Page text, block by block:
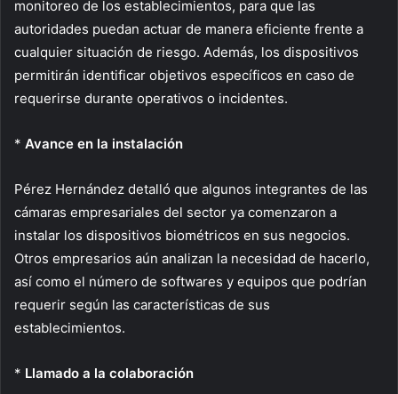
monitoreo de los establecimientos, para que las
autoridades puedan actuar de manera eficiente frente a
cualquier situación de riesgo. Además, los dispositivos
permitirán identificar objetivos específicos en caso de
requerirse durante operativos o incidentes.
* Avance en la instalación
Pérez Hernández detalló que algunos integrantes de las
cámaras empresariales del sector ya comenzaron a
instalar los dispositivos biométricos en sus negocios.
Otros empresarios aún analizan la necesidad de hacerlo,
así como el número de softwares y equipos que podrían
requerir según las características de sus
establecimientos.
* Llamado a la colaboración